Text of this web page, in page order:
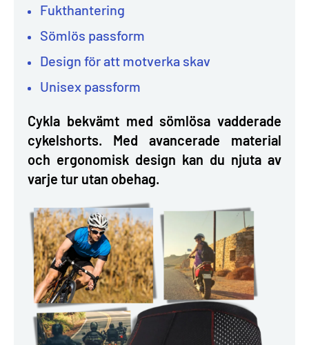
Fukthantering
Sömlös passform
Design för att motverka skav
Unisex passform
Cykla bekvämt med sömlösa vadderade
cykelshorts. Med avancerade material
och ergonomisk design kan du njuta av
varje tur utan obehag.